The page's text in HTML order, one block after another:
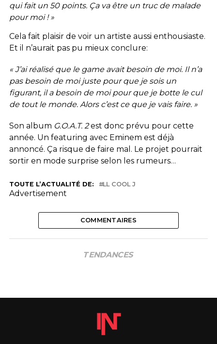
qui fait un 50 points. Ça va être un truc de malade
pour moi ! »
Cela fait plaisir de voir un artiste aussi enthousiaste.
Et il n’aurait pas pu mieux conclure:
« J’ai réalisé que le game avait besoin de moi. Il n’a
pas besoin de moi juste pour que je sois un
figurant, il a besoin de moi pour que je botte le cul
de tout le monde. Alors c’est ce que je vais faire. »
Son album G.O.A.T. 2est donc prévu pour cette
année. Un featuring avec Eminem est déjà
annoncé. Ça risque de faire mal. Le projet pourrait
sortir en mode surprise selon les rumeurs…
TOUTE L’ACTUALITÉ DE: LL COOL J
Advertisement
COMMENTAIRES
TENDANCES